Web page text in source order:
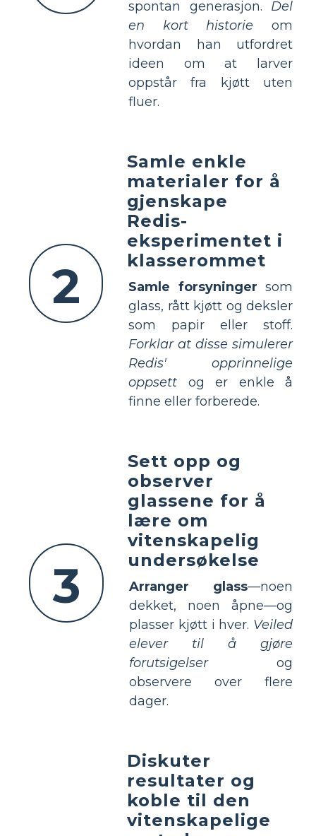
spontan generasjon. Del
en kort historie om
hvordan han utfordret
ideen om at larver
oppstår fra kjøtt uten
fluer.
2
Samle enkle
materialer for å
gjenskape
Redis-
eksperimentet i
klasserommet
Samle forsyninger som
glass, rått kjøtt og deksler
som papir eller stoff.
Forklar at disse simulerer
Redis' opprinnelige
oppsett og er enkle å
finne eller forberede.
3
Sett opp og
observer
glassene for å
lære om
vitenskapelig
undersøkelse
Arranger glass—noen
dekket, noen åpne—og
plasser kjøtt i hver. Veiled
elever til å gjøre
forutsigelserog
observere over flere
dager.
Diskuter
resultater og
koble til den
vitenskapelige